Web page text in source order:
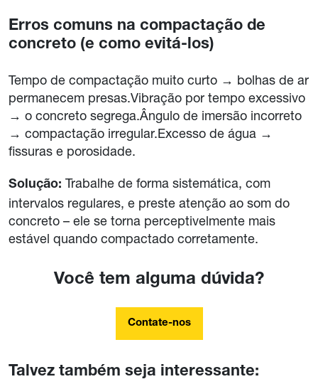
Erros comuns na compactação de
concreto (e como evitá-los)
Tempo de compactação muito curto → bolhas de ar
permanecem presas.Vibração por tempo excessivo
→ o concreto segrega.Ângulo de imersão incorreto
→ compactação irregular.Excesso de água →
fissuras e porosidade.
Solução: Trabalhe de forma sistemática, com
intervalos regulares, e preste atenção ao som do
concreto – ele se torna perceptivelmente mais
estável quando compactado corretamente.
Você tem alguma dúvida?
Contate-nos
Talvez também seja interessante: